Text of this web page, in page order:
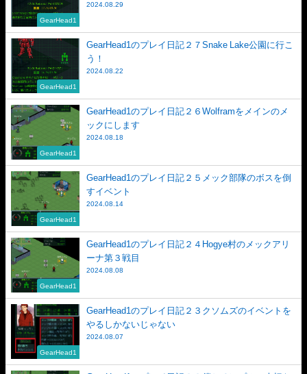
GearHead1
2024.08.29
GearHead1
GearHead1のプレイ日記２７Snake Lake公園に行こ
う！
2024.08.22
GearHead1
GearHead1のプレイ日記２６Wolframをメインのメ
ックにします
2024.08.18
GearHead1
GearHead1のプレイ日記２５メック部隊のボスを倒
すイベント
2024.08.14
GearHead1
GearHead1のプレイ日記２４Hogye村のメックアリ
ーナ第３戦目
2024.08.08
GearHead1
GearHead1のプレイ日記２３クソムズのイベントを
やるしかないじゃない
2024.08.07